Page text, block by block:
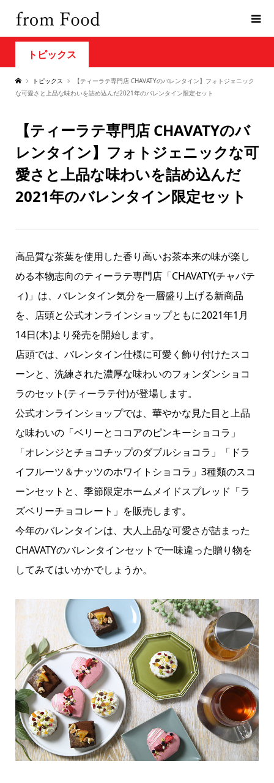
トピックス
トピックス
【ティーラテ専門店 CHAVATYのバレンタイン】フォトジェニック
な可愛さと上品な味わいを詰め込んだ2021年のバレンタイン限定セット
【ティーラテ専門店 CHAVATYのバ
レンタイン】フォトジェニックな可
愛さと上品な味わいを詰め込んだ
2021年のバレンタイン限定セット
高品質な茶葉を使用した香り高いお茶本来の味が楽し
める本物志向のティーラテ専門店「CHAVATY(チャバテ
ィ)」は、バレンタイン気分を一層盛り上げる新商品
を、店頭と公式オンラインショップともに2021年1月
14日(木)より発売を開始します。
店頭では、バレンタイン仕様に可愛く飾り付けたスコ
ーンと、洗練された濃厚な味わいのフォンダンショコ
ラのセット(ティーラテ付)が登場します。
公式オンラインショップでは、華やかな見た目と上品
な味わいの「ベリーとココアのピンキーショコラ」
「オレンジとチョコチップのダブルショコラ」「ドラ
イフルーツ＆ナッツのホワイトショコラ」3種類のスコ
ーンセットと、季節限定ホームメイドスプレッド「ラ
ズベリーチョコレート」を販売します。
今年のバレンタインは、大人上品な可愛さが詰まった
CHAVATYのバレンタインセットで一味違った贈り物を
してみてはいかかでしょうか。